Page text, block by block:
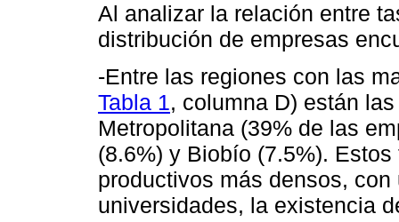
Al analizar la relación entre
distribución de empresas
-Entre las regiones con las
Tabla 1, columna D) están
Metropolitana (39% de las
(8.6%) y Biobío (7.5%).
productivos más densos,
universidades, la existencia